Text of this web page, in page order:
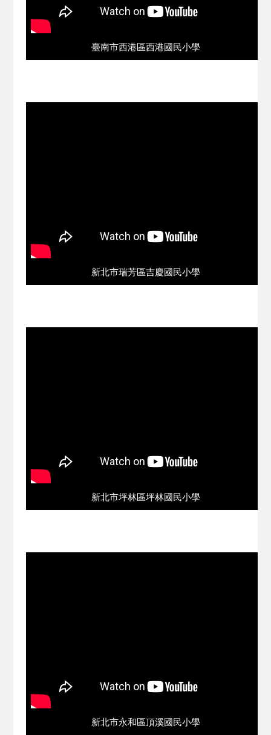
臺南市西港區西港國民小學
新北市瑞芳區吉慶國民小學
新北市坪林區坪林國民小學
新北市永和區頂溪國民小學